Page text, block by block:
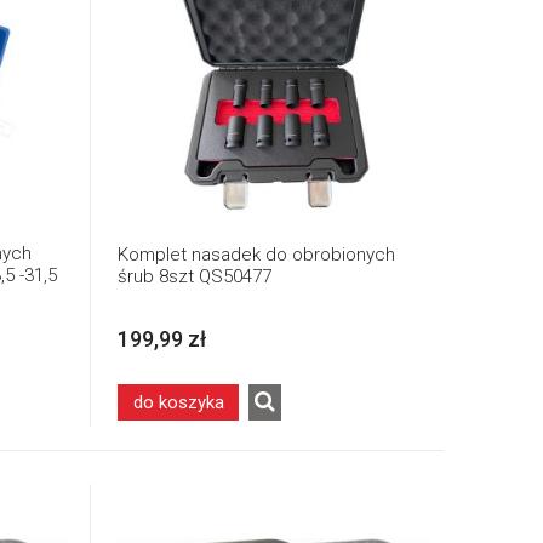
-31,5
Komplet nasadek do obrobionych
śrub 8szt QS50477
199,99 zł
do koszyka